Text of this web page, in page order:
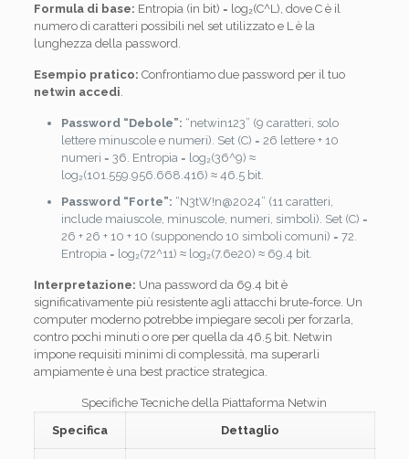
Formula di base: Entropia (in bit) = log₂(C^L), dove C è il
numero di caratteri possibili nel set utilizzato e L è la
lunghezza della password.
Esempio pratico: Confrontiamo due password per il tuo
netwin accedi.
Password “Debole”: “netwin123” (9 caratteri, solo
lettere minuscole e numeri). Set (C) = 26 lettere + 10
numeri = 36. Entropia = log₂(36^9) ≈
log₂(101.559.956.668.416) ≈ 46.5 bit.
Password “Forte”: “N3tW!n@2024” (11 caratteri,
include maiuscole, minuscole, numeri, simboli). Set (C) =
26 + 26 + 10 + 10 (supponendo 10 simboli comuni) = 72.
Entropia = log₂(72^11) ≈ log₂(7.6e20) ≈ 69.4 bit.
Interpretazione: Una password da 69.4 bit è
significativamente più resistente agli attacchi brute-force. Un
computer moderno potrebbe impiegare secoli per forzarla,
contro pochi minuti o ore per quella da 46.5 bit. Netwin
impone requisiti minimi di complessità, ma superarli
ampiamente è una best practice strategica.
Specifiche Tecniche della Piattaforma Netwin
Specifica
Dettaglio